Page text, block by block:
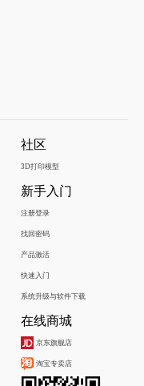
社区
3D打印模型
新手入门
注册登录
找回密码
产品激活
快速入门
系统升级与软件下载
在线商城
京东旗舰店
淘宝专卖店